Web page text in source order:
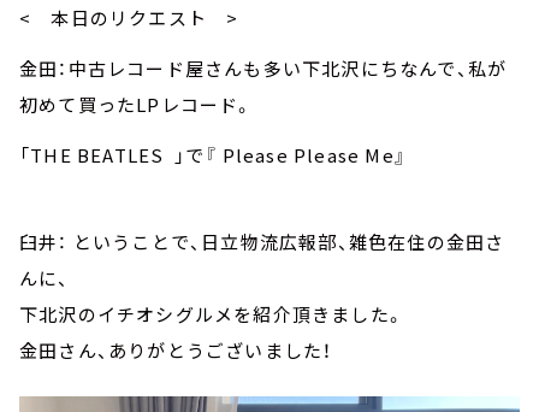
< 本日のリクエスト >
金田：中古レコード屋さんも多い下北沢にちなんで、私が
初めて買ったLPレコード。
「THE BEATLES 」で『 Please Please Me』
臼井： ということで、日立物流広報部、雑色在住の金田さ
んに、
下北沢のイチオシグルメを紹介頂きました。
金田さん、ありがとうございました！